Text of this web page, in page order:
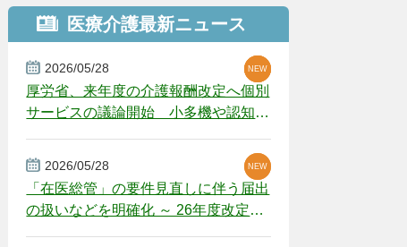
医療介護最新ニュース
2026/05/28
厚労省、来年度の介護報酬改定へ個別
サービスの議論開始 小多機や認知症
NEW
NEW
NEW
2026/05/28
「在医総管」の要件見直しに伴う届出
の扱いなどを明確化 ～ 26年度改定疑
NEW
NEW